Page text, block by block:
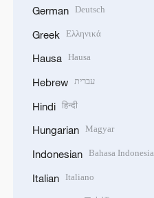
German Deutsch
Greek Ελληνικά
Hausa Hausa
Hebrew עברית
Hindi हिन्दी
Hungarian Magyar
Indonesian Bahasa Indonesia
Italian Italiano